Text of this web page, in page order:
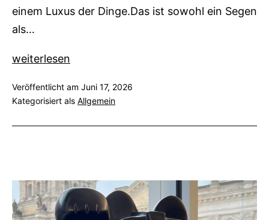
einem Luxus der Dinge.Das ist sowohl ein Segen
als…
5.
Kunstpreis
weiterlesen
Veröffentlicht am Juni 17, 2026
Kategorisiert als Allgemein